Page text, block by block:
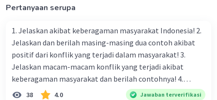
Beri Rating
Pertanyaan serupa
1. Jelaskan akibat keberagaman masyarakat Indonesia! 2.
Jelaskan dan berilah masing-masing dua contoh akibat
positif dari konflik yang terjadi dalam masyarakat! 3.
Jelaskan macam-macam konflik yang terjadi akibat
keberagaman masyarakat dan berilah contohnya! 4.
Mengapa dalam masyarakat yang memiliki keberagaman
38 4.0 Jawaban terverifikasi